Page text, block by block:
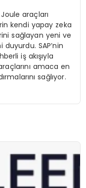
Joule araçları
kendi yapay zeka
sağlayan yeni ve
SAP’nin
iş akışıyla
amaca en
sağlıyor.